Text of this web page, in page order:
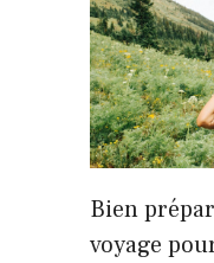
Bien
voyage